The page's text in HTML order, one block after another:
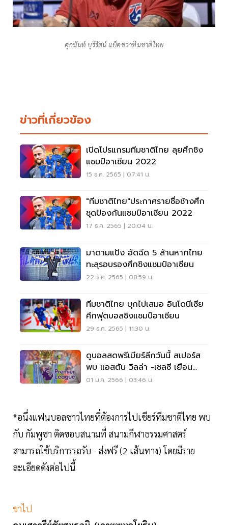
ศุภนันท์ บุรีรัตน์ แบ็คขวาทีมชาติไทย
ข่าวที่เกี่ยวข้อง
เปิดโปรแกรมทีมชาติไทย ลุยศึกชิง
แชมป์อาเซียน 2022
15 ธ.ค. 2565 | 07:41 น.
"ทีมชาติไทย"ประกาศรายชื่อช้างศึก
ชุดป้องกันแชมป์อาเซียน 2022
17 ธ.ค. 2565 | 20:04 น.
มาดามแป้ง อัดฉีด 5 ล้านหากไทย
ทะลุรอบรองศึกชิงแชมป์อาเซียน
22 ธ.ค. 2565 | 08:59 น.
ทีมชาติไทย บุกไปเสมอ อินโดนีเซีย
ศึกฟุตบอลชิงแชมป์อาเซียน
29 ธ.ค. 2565 | 11:30 น.
ดูบอลสดพรีเมียร์ลีกวันนี้ สเปอร์ส
พบ แอสตัน วิลล่า -เชลซี เยือน
ฟอเรสต์
01 ม.ค. 2566 | 03:46 น.
*อนึ่งแฟนบอลชาวไทยที่ต้องการไปเชียร์ทีมชาติไทย พบ
กับ กัมพูชา ติดขอบสนามที่ สนามกีฬาธรรมศาสตร์
สามารถใช้บริการรถรับ - ส่งฟรี (2 เส้นทาง) โดยมีราย
ละเอียดดังต่อไปนี้
ขาไป